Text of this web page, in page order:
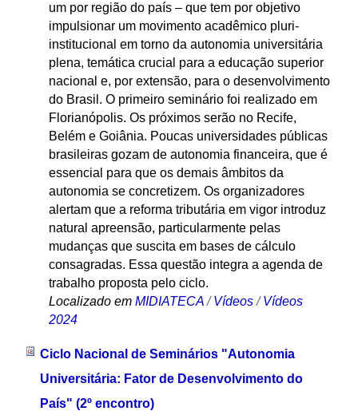
um por região do país – que tem por objetivo
impulsionar um movimento acadêmico pluri-
institucional em torno da autonomia universitária
plena, temática crucial para a educação superior
nacional e, por extensão, para o desenvolvimento
do Brasil. O primeiro seminário foi realizado em
Florianópolis. Os próximos serão no Recife,
Belém e Goiânia. Poucas universidades públicas
brasileiras gozam de autonomia financeira, que é
essencial para que os demais âmbitos da
autonomia se concretizem. Os organizadores
alertam que a reforma tributária em vigor introduz
natural apreensão, particularmente pelas
mudanças que suscita em bases de cálculo
consagradas. Essa questão integra a agenda de
trabalho proposta pelo ciclo.
Localizado em MIDIATECA /Vídeos /Vídeos
2024
Ciclo Nacional de Seminários "Autonomia
Universitária: Fator de Desenvolvimento do
País" (2º encontro)